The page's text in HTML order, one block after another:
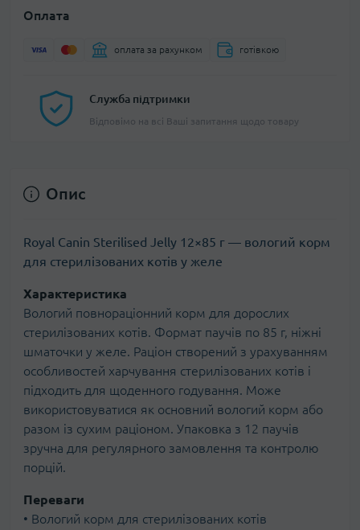
Оплата
оплата за рахунком готівкою
Служба підтримки
Відповімо на всі Ваші запитання щодо товару
Опис
Royal Canin Sterilised Jelly 12×85 г — вологий корм
для стерилізованих котів у желе
Характеристика
Вологий повнораціонний корм для дорослих
стерилізованих котів. Формат паучів по 85 г, ніжні
шматочки у желе. Раціон створений з урахуванням
особливостей харчування стерилізованих котів і
підходить для щоденного годування. Може
використовуватися як основний вологий корм або
разом із сухим раціоном. Упаковка з 12 паучів
зручна для регулярного замовлення та контролю
порцій.
Переваги
• Вологий корм для стерилізованих котів